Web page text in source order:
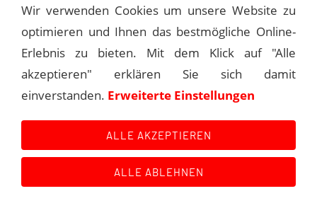
SYMPHONETTE"
Main Event History
Datenschutzerklärung
Wir verwenden Cookies um unsere Website zu
optimieren und Ihnen das bestmögliche Online-
Erlebnis zu bieten. Mit dem Klick auf "Alle
akzeptieren" erklären Sie sich damit
einverstanden. Erweiterte Einstellungen
ALLE AKZEPTIEREN
ALLE ABLEHNEN